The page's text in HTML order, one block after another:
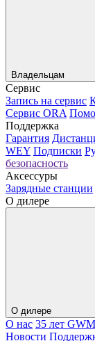
Владельцам
Сервис
Запись на сервис
Сервис ORA
Поддержка
Гарантия
WEY Подписки
безопасность
Аксессуры
Зарядные станции
О дилере
О дилере
О нас 35 лет GWM
Новости